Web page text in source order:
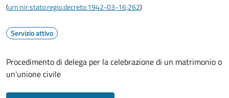
(urn:nir:stato:regio.decreto:1942-03-16;262)
Servizio attivo
Procedimento di delega per la celebrazione di un matrimonio o
un'unione civile